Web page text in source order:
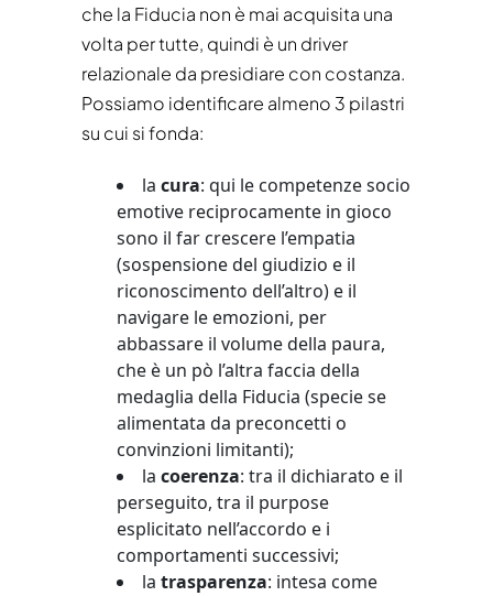
che la Fiducia non è mai acquisita una
volta per tutte, quindi è un driver
relazionale da presidiare con costanza.
Possiamo identificare almeno 3 pilastri
su cui si fonda:
la cura: qui le competenze socio
emotive reciprocamente in gioco
sono il far crescere l’empatia
(sospensione del giudizio e il
riconoscimento dell’altro) e il
navigare le emozioni, per
abbassare il volume della paura,
che è un pò l’altra faccia della
medaglia della Fiducia (specie se
alimentata da preconcetti o
convinzioni limitanti);
la coerenza: tra il dichiarato e il
perseguito, tra il purpose
esplicitato nell’accordo e i
comportamenti successivi;
la trasparenza: intesa come